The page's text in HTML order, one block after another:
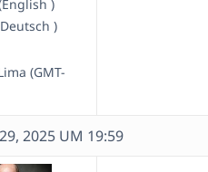
)
)
(GMT-
2025 UM 19:59